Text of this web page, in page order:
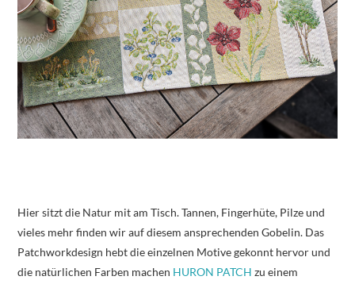
Hier sitzt die Natur mit am Tisch. Tannen, Fingerhüte, Pilze und
vieles mehr finden wir auf diesem ansprechenden Gobelin. Das
Patchworkdesign hebt die einzelnen Motive gekonnt hervor und
die natürlichen Farben machen HURON PATCH zu einem